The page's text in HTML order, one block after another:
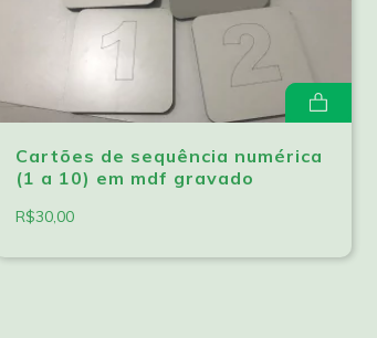
Cartões de sequência numérica
(1 a 10) em mdf gravado
R$30,00